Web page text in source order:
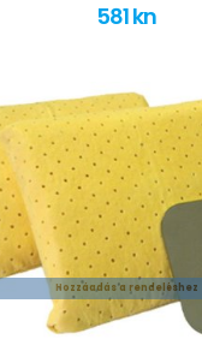
581 kn
Hozzáadás a rendeléshez